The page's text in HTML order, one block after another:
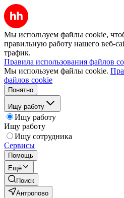
Мы используем файлы cookie,
правильную работу нашего веб-
трафик.
Правила использования файлов
Мы используем файлы cookie.
файлов cookie
Понятно
Ищу работу
Ищу работу
Ищу работу
Ищу сотрудника
Сервисы
Помощь
Ещё
Поиск
Антропово